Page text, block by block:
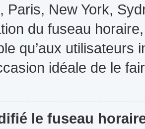
Paris, New York,
du fuseau
qu’aux utilisateurs
idéale de le
le fuseau